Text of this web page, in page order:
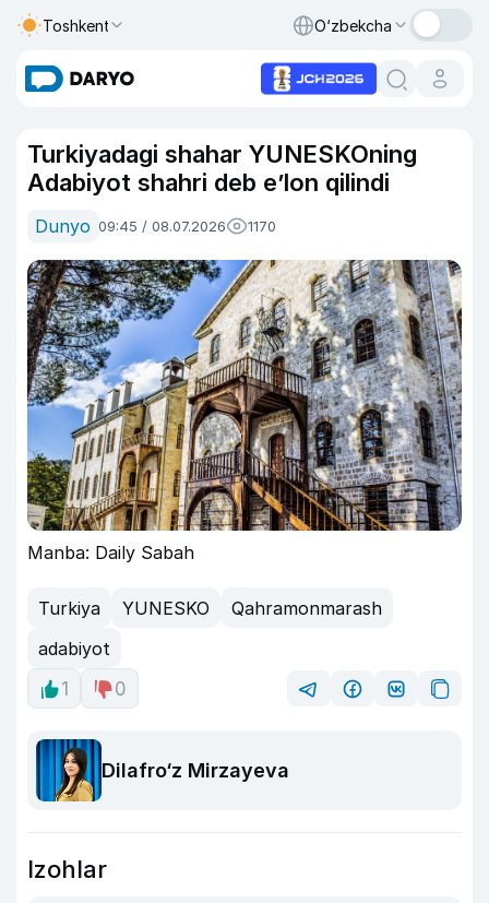
Toshkent O‘zbekcha
Turkiyadagi shahar YUNESKOning
Adabiyot shahri deb e’lon qilindi
Dunyo 09:45 / 08.07.2026 1170
Manba: Daily Sabah
Turkiya YUNESKO
Qahramonmarash
adabiyot
1
0
Dilafro‘z Mirzayeva
Izohlar